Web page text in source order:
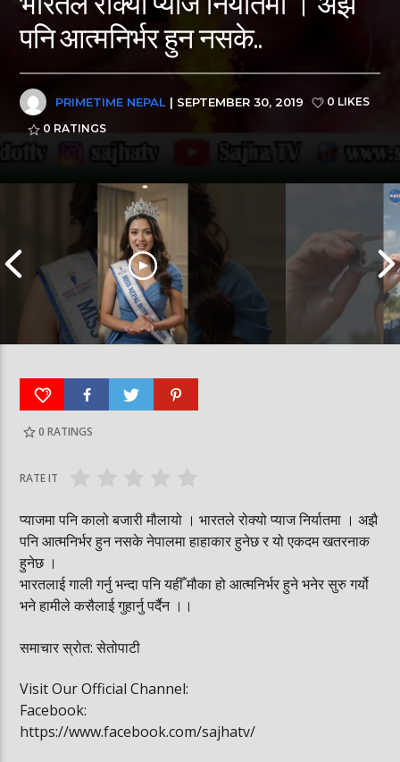
पनि आत्मनिर्भर हुन नसके..
PRIMETIME NEPAL | SEPTEMBER 30, 2019
0 LIKES
0 RATINGS
आर्या निशान्त हालै ‘मिस नेपाल इन्टरनेसनल २०२६’
0 RATINGS
RATE IT
प्याजमा पनि कालो बजारी मौलायो । भारतले रोक्यो प्याज निर्यातमा । अझै
पनि आत्मनिर्भर हुन नसके नेपालमा हाहाकार हुनेछ र यो एकदम खतरनाक
हुनेछ ।
भारतलाई गाली गर्नु भन्दा पनि यहीँ मौका हो आत्मनिर्भर हुने भनेर सुरु गर्यो
भने हामीले कसैलाई गुहार्नु पर्दैन ।।
समाचार स्रोत: सेतोपाटी
Visit Our Official Channel:
Facebook:
https://www.facebook.com/sajhatv/